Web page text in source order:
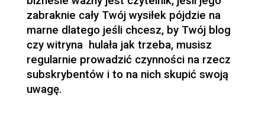
zabraknie cały Twój wysiłek pójdzie na
marne dlatego jeśli chcesz, by Twój blog
czy witryna hulała jak trzeba, musisz
regularnie prowadzić czynności na rzecz
subskrybentów i to na nich skupić swoją
uwagę.